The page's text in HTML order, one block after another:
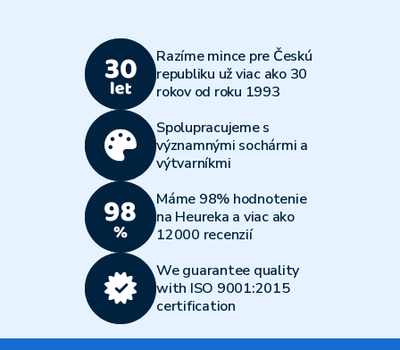
Razíme mince pre Českú
republiku už viac ako 30
rokov od roku 1993
Spolupracujeme s
významnými sochármi a
výtvarníkmi
Máme 98% hodnotenie
na Heureka a viac ako
12000 recenzií
We guarantee quality
with ISO 9001:2015
certification